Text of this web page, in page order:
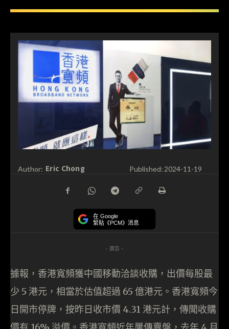
Author: Eric Chong Published: 2024-11-19
在 Google
緊貼《PCM》消息
- 廣告 -
據報，香港寬頻獲中國移動洽談收購，出價每股最
少 5 港元，相當於估值超過 65 億港元。香港寬頻今
日開市停牌，按昨日收市價 4.31 港元計，傳聞收購